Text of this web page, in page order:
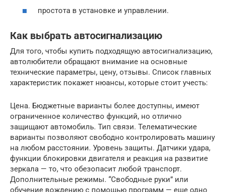
простота в установке и управлении.
Как выбрать автосигнализацию
Для того, чтобы купить подходящую автосигнализацию,
автолюбители обращают внимание на основные
технические параметры, цену, отзывы. Список главных
характеристик покажет нюансы, которые стоит учесть:
Цена. Бюджетные варианты более доступны, имеют
ограниченное количество функций, но отлично
защищают автомобиль. Тип связи. Телематические
варианты позволяют свободно контролировать машину
на любом расстоянии. Уровень защиты. Датчики удара,
функции блокировки двигателя и реакция на развитие
зеркала — то, что обезопасит любой транспорт.
Дополнительные режимы. “Свободные руки” или
обучение вождению с помощью программ — еще одно